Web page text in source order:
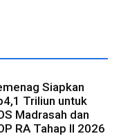
Siapkan
Triliun untuk
Madrasah dan
RA Tahap II 2026